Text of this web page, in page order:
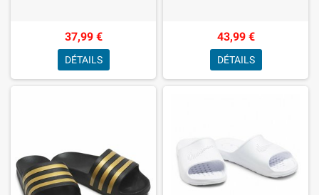
37,99 €
DÉTAILS
43,99 €
DÉTAILS